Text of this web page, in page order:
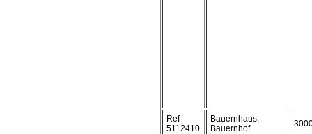
Ref-
5112410
Bauernhaus,
Bauernhof